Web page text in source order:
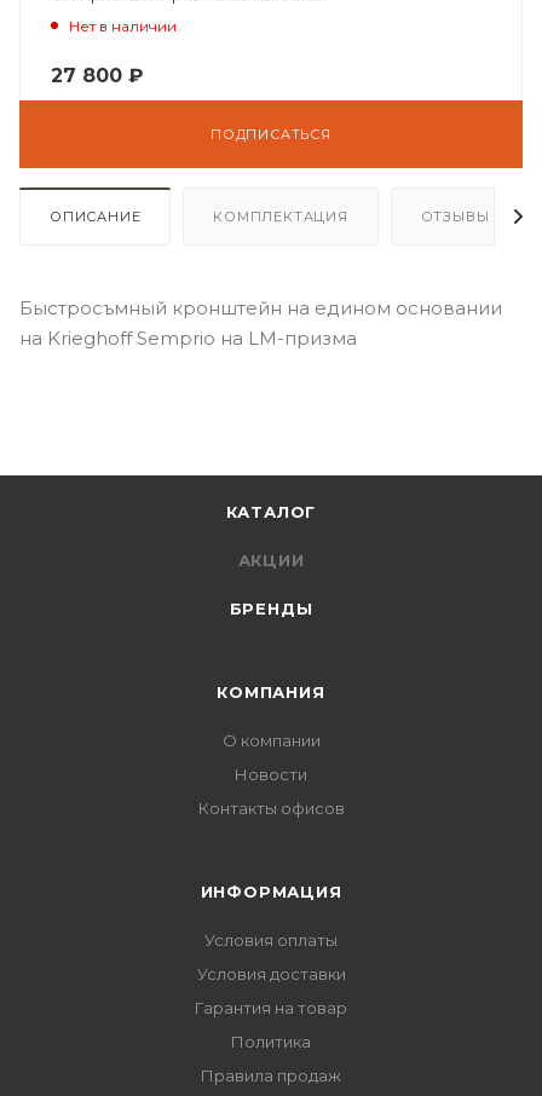
Нет в наличии
27 800 ₽
ПОДПИСАТЬСЯ
ОПИСАНИЕ КОМПЛЕКТАЦИЯ ОТЗЫВЫ
Быстросъмный кронштейн на едином основании
на Krieghoff Semprio на LM-призма
КАТАЛОГ
АКЦИИ
БРЕНДЫ
КОМПАНИЯ
О компании
Новости
Контакты офисов
ИНФОРМАЦИЯ
Условия оплаты
Условия доставки
Гарантия на товар
Политика
Правила продаж